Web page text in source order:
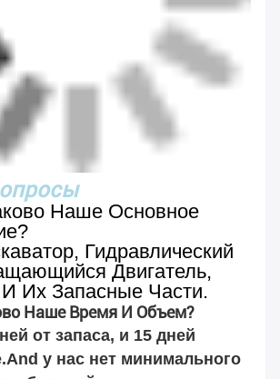
Наше Основное
Гидравлический
Двигатель,
И Их Запасные Части.
Наше Время И Объем?
от запаса, и 15 дней
у нас нет минимального